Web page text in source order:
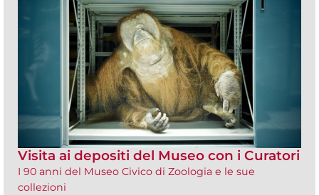
Visita ai depositi del Museo con i Curatori
I 90 anni del Museo Civico di Zoologia e le sue
collezioni